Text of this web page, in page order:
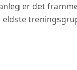
er det
2020